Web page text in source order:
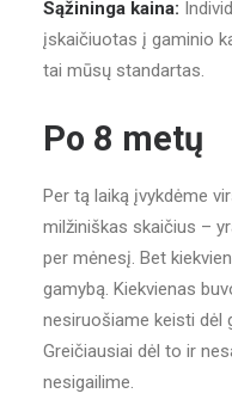
Sąžininga kaina:
įskaičiuotas į gaminio
tai mūsų standartas.
Po 8 metų
Per tą laiką įvykdėme
milžiniškas skaičius –
per mėnesį. Bet
gamybą. Kiekvienas
nesiruošiame keisti dėl
Greičiausiai dėl to ir
nesigailime.